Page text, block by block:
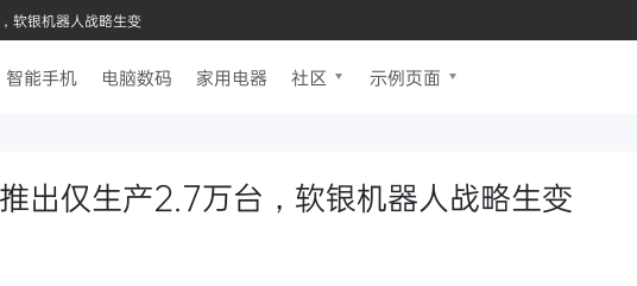
软银机器人战略生变
智能手机 电脑数码 家用电器 社区 示例页面
出仅生产2.7万台，软银机器人战略生变